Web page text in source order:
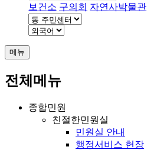
보건소 구의회 자연사박물관
메뉴
전체메뉴
종합민원
친절한민원실
민원실 안내
행정서비스 헌장